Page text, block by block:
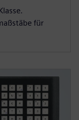
für